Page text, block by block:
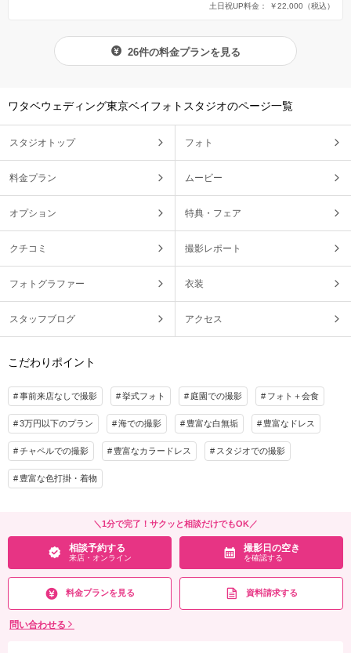
土日祝UP料金： ￥22,000 （税込）
26件の料金プランを見る
ワタベウェディング東京ベイフォトスタジオのページ一覧
スタジオトップ フォト
料金プラン ムービー
オプション 特典・フェア
クチコミ 撮影レポート
フォトグラファー 衣装
スタッフブログ アクセス
こだわりポイント
事前来店なしで撮影 挙式フォト 庭園での撮影 フォト＋会食
3万円以下のプラン 海での撮影 豊富な白無垢 豊富なドレス
チャペルでの撮影 豊富なカラードレス スタジオでの撮影
豊富な色打掛・着物
＼1分で完了！サクッと相談だけでもOK／
相談予約する
来店・オンライン
撮影日の空き
を確認する
料金プランを見る 資料請求する
問い合わせる